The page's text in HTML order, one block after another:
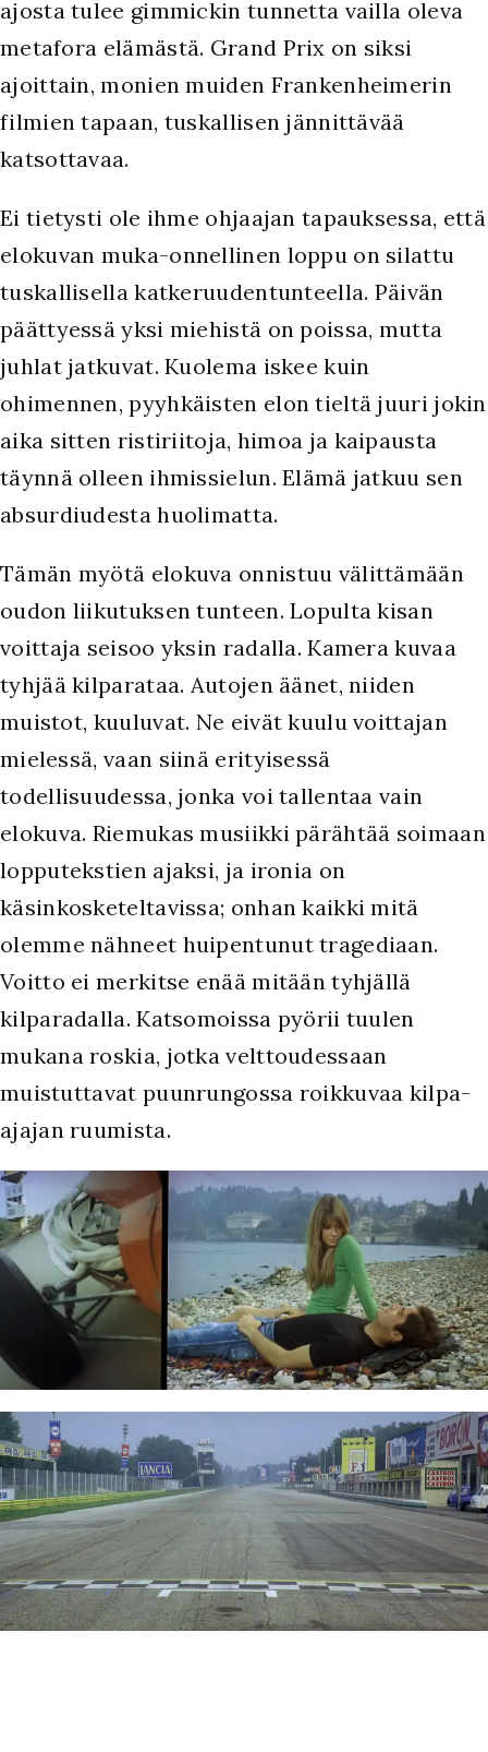
ajosta tulee gimmickin tunnetta vailla oleva
metafora elämästä. Grand Prix on siksi
ajoittain, monien muiden Frankenheimerin
filmien tapaan, tuskallisen jännittävää
katsottavaa.
Ei tietysti ole ihme ohjaajan tapauksessa, että
elokuvan muka-onnellinen loppu on silattu
tuskallisella katkeruudentunteella. Päivän
päättyessä yksi miehistä on poissa, mutta
juhlat jatkuvat. Kuolema iskee kuin
ohimennen, pyyhkäisten elon tieltä juuri jokin
aika sitten ristiriitoja, himoa ja kaipausta
täynnä olleen ihmissielun. Elämä jatkuu sen
absurdiudesta huolimatta.
Tämän myötä elokuva onnistuu välittämään
oudon liikutuksen tunteen. Lopulta kisan
voittaja seisoo yksin radalla. Kamera kuvaa
tyhjää kilparataa. Autojen äänet, niiden
muistot, kuuluvat. Ne eivät kuulu voittajan
mielessä, vaan siinä erityisessä
todellisuudessa, jonka voi tallentaa vain
elokuva. Riemukas musiikki pärähtää soimaan
lopputekstien ajaksi, ja ironia on
käsinkosketeltavissa; onhan kaikki mitä
olemme nähneet huipentunut tragediaan.
Voitto ei merkitse enää mitään tyhjällä
kilparadalla. Katsomoissa pyörii tuulen
mukana roskia, jotka velttoudessaan
muistuttavat puunrungossa roikkuvaa kilpa-
ajajan ruumista.